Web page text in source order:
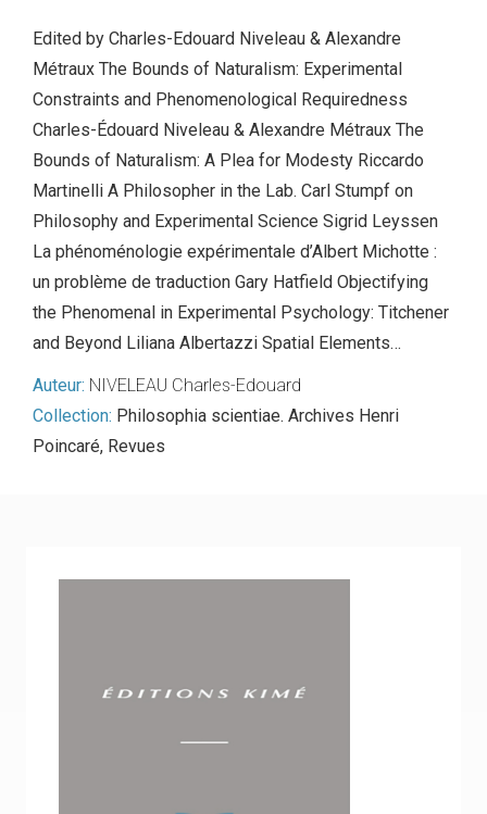
Edited by Charles-Edouard Niveleau & Alexandre
Métraux The Bounds of Naturalism: Experimental
Constraints and Phenomenological Requiredness
Charles-Édouard Niveleau & Alexandre Métraux The
Bounds of Naturalism: A Plea for Modesty Riccardo
Martinelli A Philosopher in the Lab. Carl Stumpf on
Philosophy and Experimental Science Sigrid Leyssen
La phénoménologie expérimentale d’Albert Michotte :
un problème de traduction Gary Hatfield Objectifying
the Phenomenal in Experimental Psychology: Titchener
and Beyond Liliana Albertazzi Spatial Elements…
Auteur: NIVELEAU Charles-Edouard
Collection: Philosophia scientiae. Archives Henri
Poincaré, Revues